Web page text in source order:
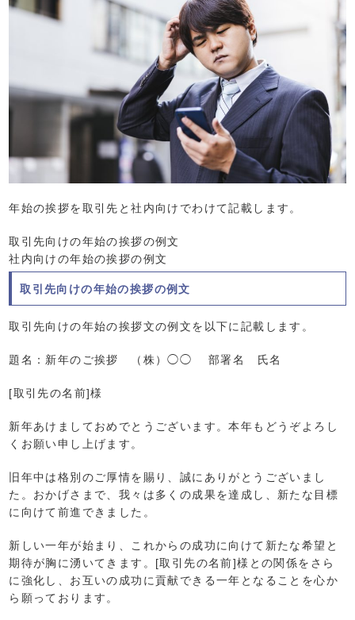
年始の挨拶を取引先と社内向けでわけて記載します。
取引先向けの年始の挨拶の例文
社内向けの年始の挨拶の例文
取引先向けの年始の挨拶の例文
取引先向けの年始の挨拶文の例文を以下に記載します。
題名：新年のご挨拶 （株）◯◯ 部署名 氏名
[取引先の名前]様
新年あけましておめでとうございます。本年もどうぞよろし
くお願い申し上げます。
旧年中は格別のご厚情を賜り、誠にありがとうございまし
た。おかげさまで、我々は多くの成果を達成し、新たな目標
に向けて前進できました。
新しい一年が始まり、これからの成功に向けて新たな希望と
期待が胸に湧いてきます。[取引先の名前]様との関係をさら
に強化し、お互いの成功に貢献できる一年となることを心か
ら願っております。